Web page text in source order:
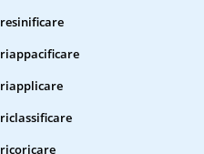
resinificare
riappacificare
riapplicare
riclassificare
ricoricare